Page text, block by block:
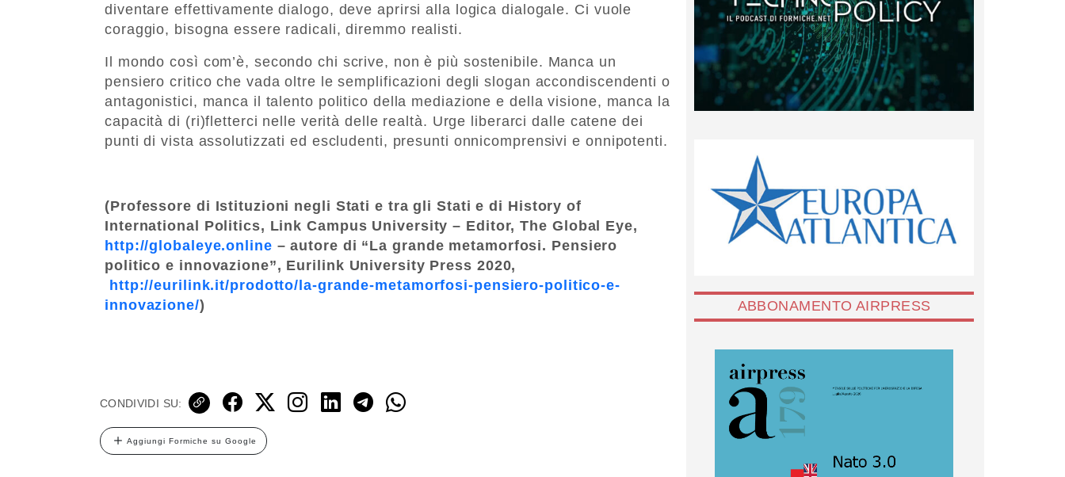
diventare effettivamente dialogo, deve aprirsi alla logica dialogale. Ci vuole
coraggio, bisogna essere radicali, diremmo realisti.
Il mondo così com’è, secondo chi scrive, non è più sostenibile. Manca un
pensiero critico che vada oltre le semplificazioni degli slogan accondiscendenti o
antagonistici, manca il talento politico della mediazione e della visione, manca la
capacità di (ri)fletterci nelle verità delle realtà. Urge liberarci dalle catene dei
punti di vista assolutizzati ed escludenti, presunti onnicomprensivi e onnipotenti.
(Professore di Istituzioni negli Stati e tra gli Stati e di History of
International Politics, Link Campus University – Editor, The Global Eye,
http://globaleye.online – autore di “La grande metamorfosi. Pensiero
politico e innovazione”, Eurilink University Press 2020,
http://eurilink.it/prodotto/la-grande-metamorfosi-pensiero-politico-e-
innovazione/)
CONDIVIDI SU:
Aggiungi Formiche su Google
ABBONAMENTO AIRPRESS